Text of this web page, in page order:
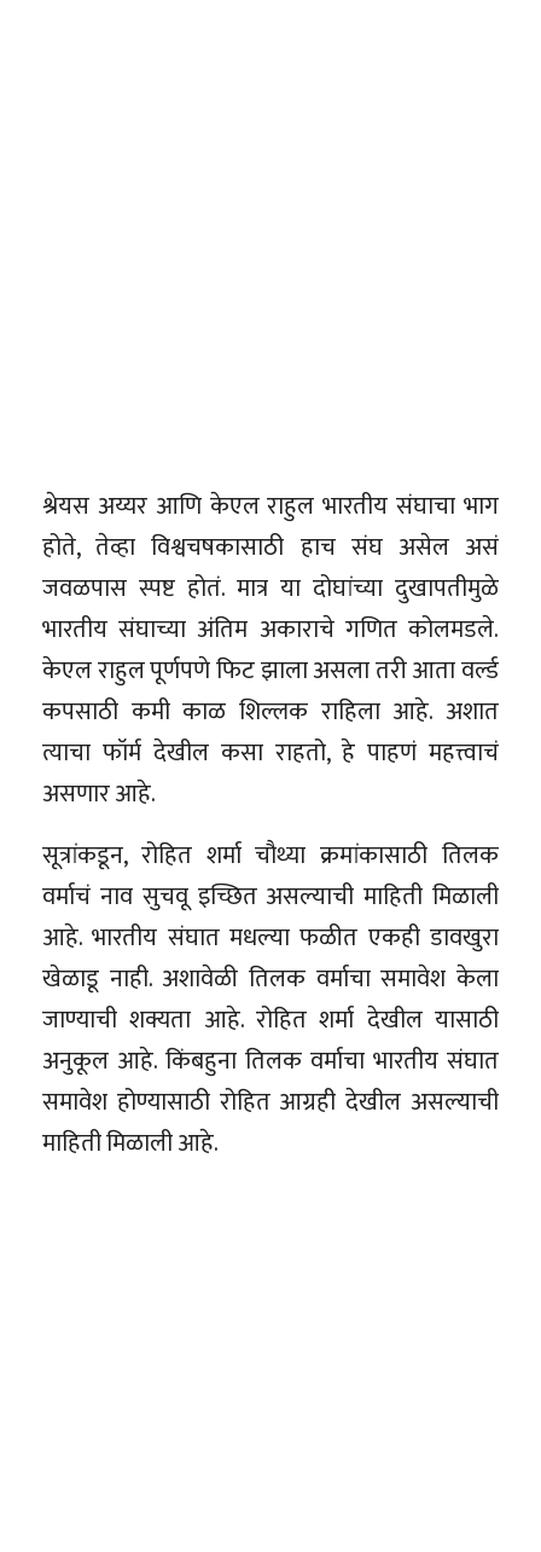
श्रेयस अय्यर आणि केएल राहुल भारतीय संघाचा भाग
होते, तेव्हा विश्वचषकासाठी हाच संघ असेल असं
जवळपास स्पष्ट होतं. मात्र या दोघांच्या दुखापतीमुळे
भारतीय संघाच्या अंतिम अकाराचे गणित कोलमडले.
केएल राहुल पूर्णपणे फिट झाला असला तरी आता वर्ल्ड
कपसाठी कमी काळ शिल्लक राहिला आहे. अशात
त्याचा फॉर्म देखील कसा राहतो, हे पाहणं महत्त्वाचं
असणार आहे.
सूत्रांकडून, रोहित शर्मा चौथ्या क्रमांकासाठी तिलक
वर्माचं नाव सुचवू इच्छित असल्याची माहिती मिळाली
आहे. भारतीय संघात मधल्या फळीत एकही डावखुरा
खेळाडू नाही. अशावेळी तिलक वर्माचा समावेश केला
जाण्याची शक्यता आहे. रोहित शर्मा देखील यासाठी
अनुकूल आहे. किंबहुना तिलक वर्माचा भारतीय संघात
समावेश होण्यासाठी रोहित आग्रही देखील असल्याची
माहिती मिळाली आहे.